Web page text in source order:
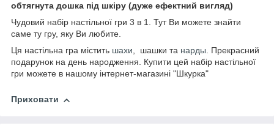
обтягнута дошка під шкіру (дуже ефектний вигляд)
Чудовий набір настільної гри 3 в 1. Тут Ви можете знайти
саме ту гру, яку Ви любите.
Ця настільна гра містить шахи, шашки та нарды. Прекрасний
подарунок на день народження. Купити цей набір настільної
гри можете в нашому інтернет-магазині "Шкурка"
Приховати